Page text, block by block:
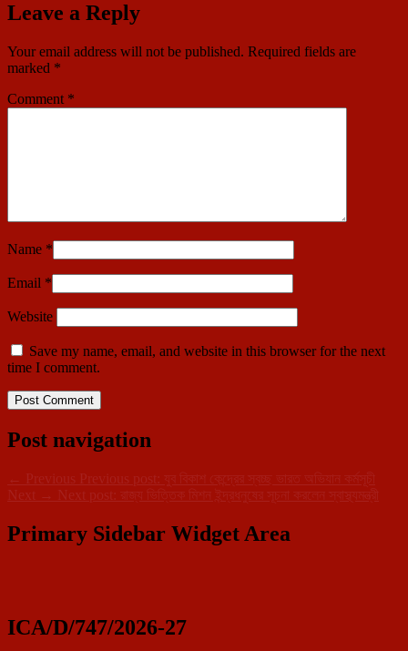
Leave a Reply
Your email address will not be published. Required fields are
marked *
Comment *
Name *
Email *
Website
Save my name, email, and website in this browser for the next
time I comment.
Post navigation
← Previous Previous post:
যুব বিকাশ কেন্দ্রের স্বচ্ছ ভারত অভিযান কর্মসূচী
Next → Next post: রাজ্য ভিত্তিক মিশন ইন্দ্রধনুষের সূচনা করলেন স্বাস্থ্যমন্ত্রী
Primary Sidebar Widget Area
ICA/D/747/2026-27